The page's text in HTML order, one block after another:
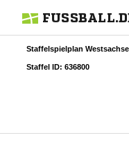
Staffelspielplan
Staffel ID: 636800